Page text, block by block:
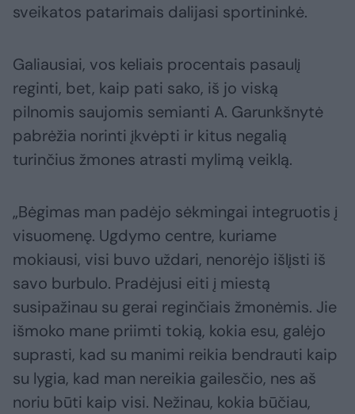
sveikatos patarimais dalijasi sportininkė.
Galiausiai, vos keliais procentais pasaulį
reginti, bet, kaip pati sako, iš jo viską
pilnomis saujomis semianti A. Garunkšnytė
pabrėžia norinti įkvėpti ir kitus negalią
turinčius žmones atrasti mylimą veiklą.
„Bėgimas man padėjo sėkmingai integruotis į
visuomenę. Ugdymo centre, kuriame
mokiausi, visi buvo uždari, nenorėjo išlįsti iš
savo burbulo. Pradėjusi eiti į miestą
susipažinau su gerai reginčiais žmonėmis. Jie
išmoko mane priimti tokią, kokia esu, galėjo
suprasti, kad su manimi reikia bendrauti kaip
su lygia, kad man nereikia gailesčio, nes aš
noriu būti kaip visi. Nežinau, kokia būčiau,